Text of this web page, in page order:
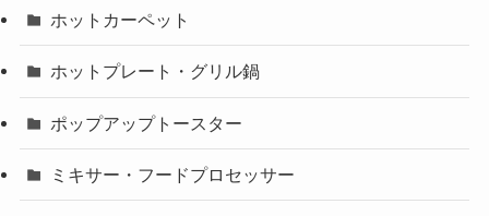
ホットカーペット
ホットプレート・グリル鍋
ポップアップトースター
ミキサー・フードプロセッサー